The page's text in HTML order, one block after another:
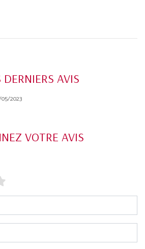
DERNIERS AVIS
05/2023
VOTRE AVIS